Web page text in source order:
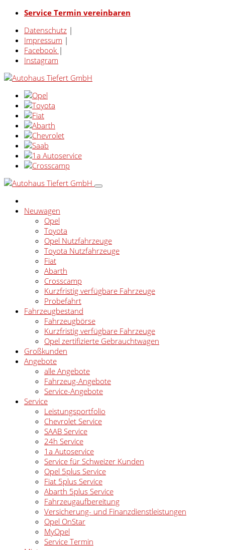
Service Termin vereinbaren
Datenschutz |
Impressum |
Facebook |
Instagram
Neuwagen
Opel
Toyota
Opel Nutzfahrzeuge
Toyota Nutzfahrzeuge
Fiat
Abarth
Crosscamp
Kurzfristig verfügbare Fahrzeuge
Probefahrt
Fahrzeugbestand
Fahrzeugbörse
Kurzfristig verfügbare Fahrzeuge
Opel zertifizierte Gebrauchtwagen
Großkunden
Angebote
alle Angebote
Fahrzeug-Angebote
Service-Angebote
Service
Leistungsportfolio
Chevrolet Service
SAAB Service
24h Service
1a Autoservice
Service für Schweizer Kunden
Opel 5plus Service
Fiat 5plus Service
Abarth 5plus Service
Fahrzeugaufbereitung
Versicherung- und Finanzdienstleistungen
Opel OnStar
MyOpel
Service Termin